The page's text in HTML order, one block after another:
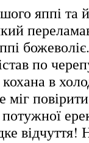
яппі та
по
в
відчуття!